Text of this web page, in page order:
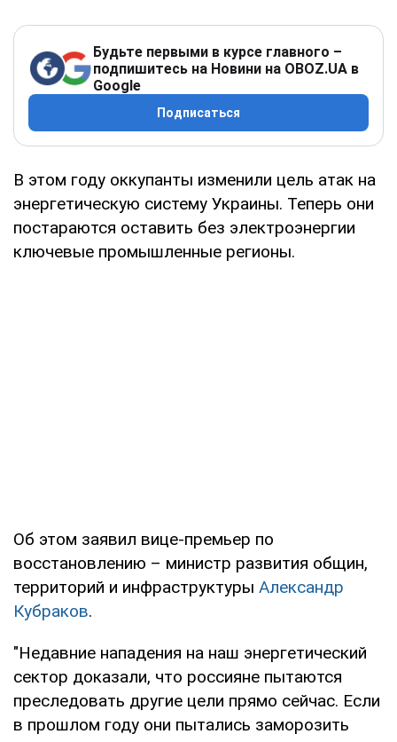
Будьте первыми в курсе главного –
подпишитесь на Новини на OBOZ.UA в
Google
Подписаться
В этом году оккупанты изменили цель атак на
энергетическую систему Украины. Теперь они
постараются оставить без электроэнергии
ключевые промышленные регионы.
Об этом заявил вице-премьер по
восстановлению – министр развития общин,
территорий и инфраструктуры Александр
Кубраков.
"Недавние нападения на наш энергетический
сектор доказали, что россияне пытаются
преследовать другие цели прямо сейчас. Если
в прошлом году они пытались заморозить